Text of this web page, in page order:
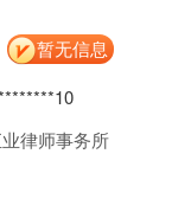
暂无信息
业律师事务所